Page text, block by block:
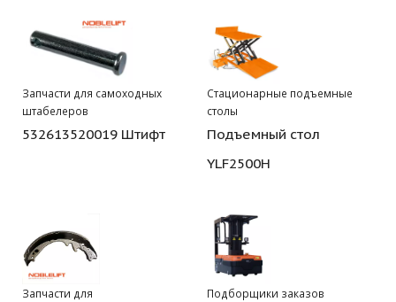
Запчасти для самоходных
штабелеров
532613520019 Штифт
Стационарные подъемные
столы
Подъемный стол
YLF2500H
Запчасти для
Подборщики заказов